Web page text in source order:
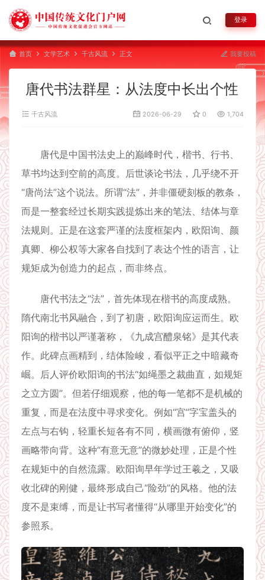
登录
首页 文学艺术 千古风流 正文 我要投稿
唐代书法群星：从法度中长出个性
千古风流 2026-06-29 0 1,704
唐代是中国书法史上的巅峰时代，楷书、行书、
草书均达到空前的高度。后世谈论书法，几乎绕不开
“唐尚法”这个说法。所谓“法”，并非僵硬刻板的教条，
而是一整套经过长期实践提炼出来的笔法、结体与章
法规则。正是在这套严谨的法度框架内，欧阳询、颜
真卿、柳公权等大家各自找到了表达个性的语言，让
规矩成为创造力的起点，而非终点。
唐代书法之“法”，首先体现在楷书的高度成熟。
隋代南北书风融合，到了初唐，欧阳询应运而生。欧
阳询的楷书以严谨著称，《九成宫醴泉铭》是其代表
作。此碑点画精到，结体险峻，看似平正之中暗藏奇
崛。后人评价欧阳询的书法“如绳墨之裁曲直，如规矩
之立方圆”。但若仔细观察，他的每一笔都不是机械的
重复，而是在法度中寻求变化。例如“宫”字宝盖头的
左点与右钩，轻重长短各有不同，横画微有俯仰，竖
画略带向背。这种“有意无意”的微妙处理，正是个性
在规矩中的自然流露。欧阳询早年学过王羲之，又吸
收北碑的刚健，最终形成自己“险劲”的风格。他的法
度不是束缚，而是让书写者懂得“从哪里开始变化”的
参照系。